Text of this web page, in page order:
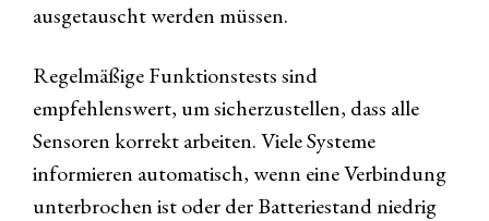
ausgetauscht werden müssen.
Regelmäßige Funktionstests sind
empfehlenswert, um sicherzustellen, dass alle
Sensoren korrekt arbeiten. Viele Systeme
informieren automatisch, wenn eine Verbindung
unterbrochen ist oder der Batteriestand niedrig